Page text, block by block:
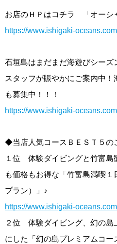
お店のＨＰはコチラ 「オーシ
https://www.ishigaki-oceans.com
石垣島はまだまだ海遊びシーズ
スタッフが賑やかにご案内中！
も募集中！！！
https://www.ishigaki-
◆当店人気コースＢＥＳＴ５
１位 体験ダイビングと竹富島
も価格もお得な「竹富島満喫
プラン）」♪
https://www.ishigaki-
２位 体験ダイビング、幻の島
にした「幻の島プレミアムコー